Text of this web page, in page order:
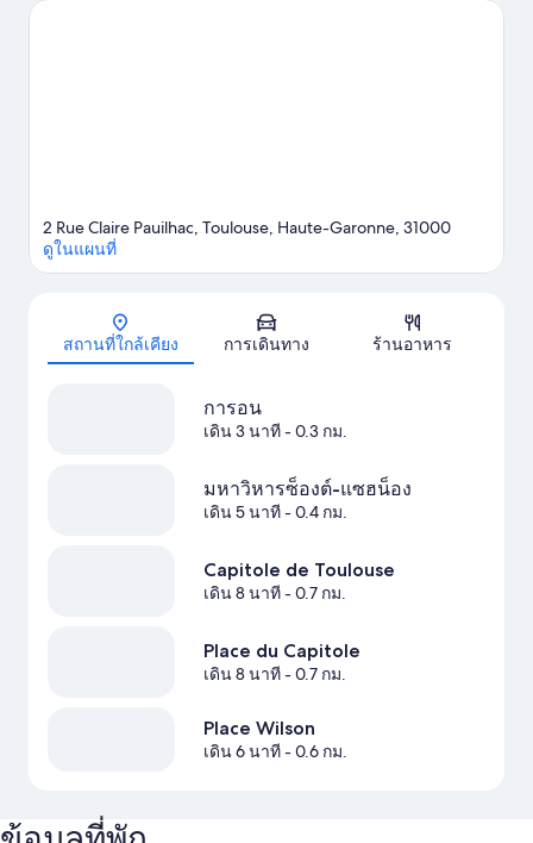
ไปที่ ปาเลส์ เดส์ สปอร์ตส์ อองเดร-บรูอาต์ หรือถ้าอยากเพลิดเพลิน
แผนที่
2 Rue Claire Pauilhac, Toulouse, Haute-Garonne, 31000
ดูในแผนที่
สถานที่ใกล้เคียง การเดินทาง ร้านอาหาร
การอน
เดิน 3 นาที- 0.3 กม.
มหาวิหารซ็องต์-แซฮน็อง
เดิน 5 นาที- 0.4 กม.
Capitole de Toulouse
เดิน 8 นาที- 0.7 กม.
Place du Capitole
เดิน 8 นาที- 0.7 กม.
Place Wilson
เดิน 6 นาที- 0.6 กม.